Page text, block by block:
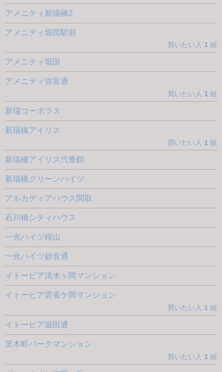
アメニティ新瑞橋2
アメニティ堀田駅前
買いたい人 1 組
アメニティ堀田
アメニティ弥富通
買いたい人 1 組
新瑞コーポラス
新瑞橋アイリス
買いたい人 1 組
新瑞橋アイリス弐番館
新瑞橋グリーンハイツ
アルカディアハウス関取
石川橋シティハウス
一光ハイツ桜山
一光ハイツ妙音通
イトーピア清水ヶ岡マンション
イトーピア雲雀ケ岡マンション
買いたい人 1 組
イトーピア堀田通
茨木町パークマンション
買いたい人 1 組